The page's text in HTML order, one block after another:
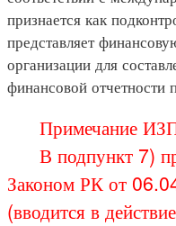
признается как
представляет
организации для
финансовой
Примечание
В подпункт 7)
Законом РК от
(вводится в